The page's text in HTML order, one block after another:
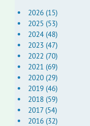
2026 (15)
2025 (53)
2024 (48)
2023 (47)
2022 (70)
2021 (69)
2020 (29)
2019 (46)
2018 (59)
2017 (54)
2016 (32)